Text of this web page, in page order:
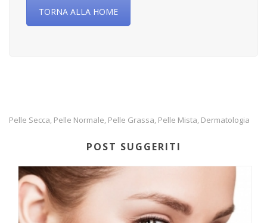
TORNA ALLA HOME
Pelle Secca, Pelle Normale, Pelle Grassa, Pelle Mista, Dermatologia
POST SUGGERITI